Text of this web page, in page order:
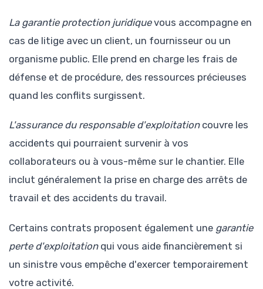
La garantie protection juridiquevous accompagne en
cas de litige avec un client, un fournisseur ou un
organisme public. Elle prend en charge les frais de
défense et de procédure, des ressources précieuses
quand les conflits surgissent.
L'assurance du responsable d'exploitationcouvre les
accidents qui pourraient survenir à vos
collaborateurs ou à vous-même sur le chantier. Elle
inclut généralement la prise en charge des arrêts de
travail et des accidents du travail.
Certains contrats proposent également une garantie
perte d'exploitationqui vous aide financièrement si
un sinistre vous empêche d'exercer temporairement
votre activité.